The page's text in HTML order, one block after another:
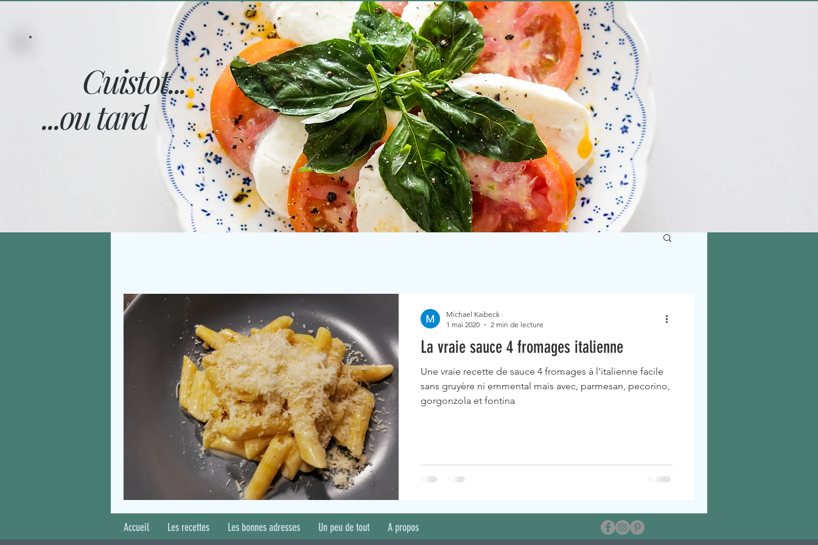
La vraie sauce 4 fromages italienne
Une vraie recette de sauce 4 fromages à l'italienne facile
sans gruyère ni emmental mais avec, parmesan, pecorino,
gorgonzola et fontina
Michael Kaibeck
1 mai 2020
2 min de lecture
Cuistot...
...ou tard
Accueil Les recettes Les bonnes adresses Un peu de tout A propos